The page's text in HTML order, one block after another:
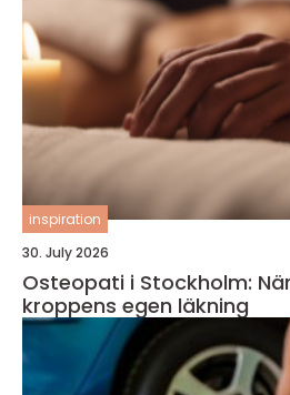
inspiration
30. July 2026
Osteopati i Stockholm:
kroppens egen läkning